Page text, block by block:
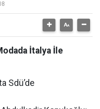
İtalya İle
Sdü’de